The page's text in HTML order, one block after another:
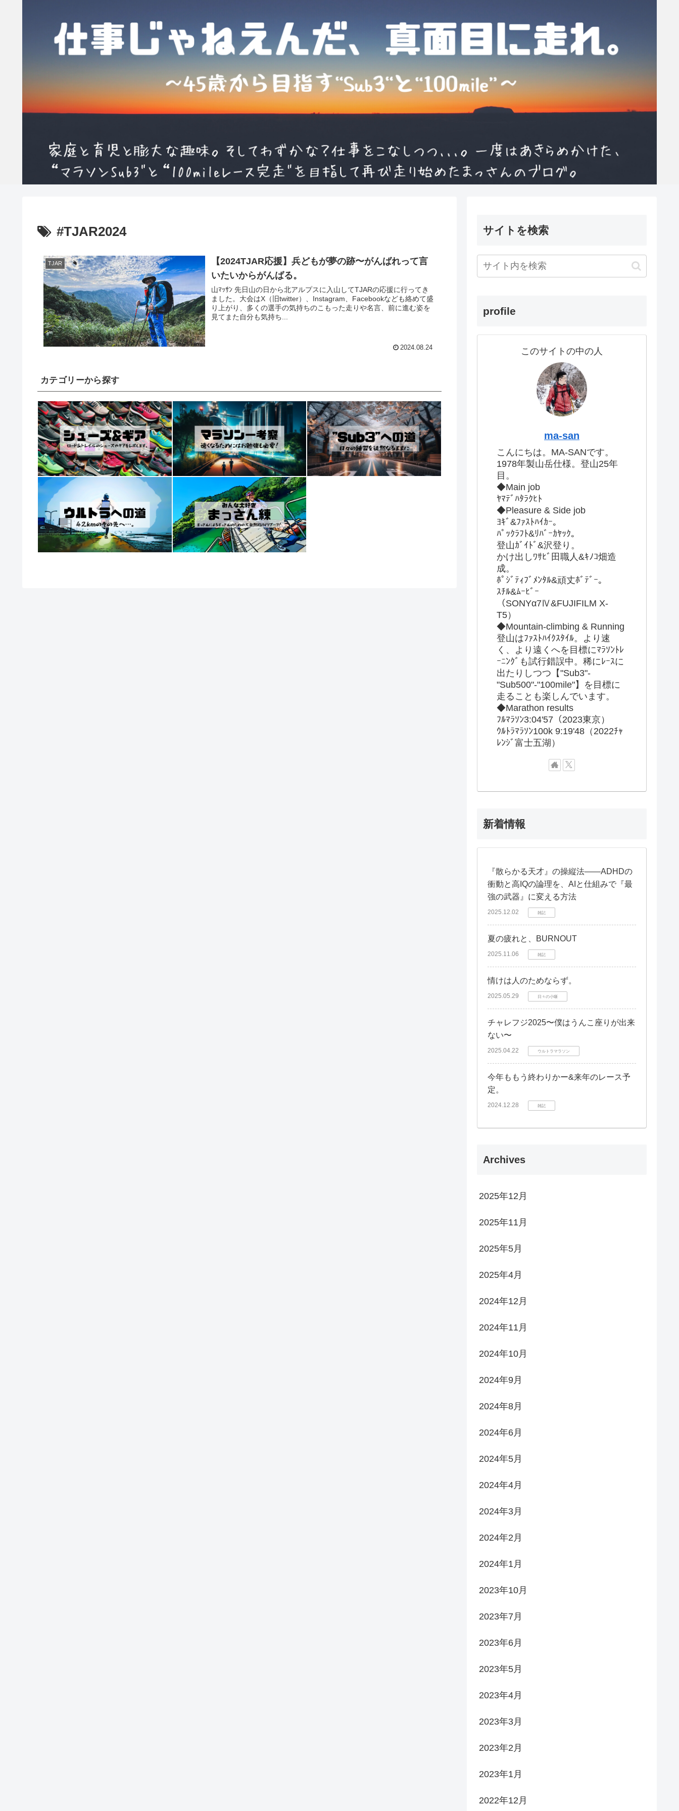
#TJAR2024
TJAR
【2024TJAR応援】兵どもが夢の跡〜がんばれって言
いたいからがんばる。
山ﾏｯｻﾝ 先日山の日から北アルプスに入山してTJARの応援に行ってき
ました。大会はX（旧twitter）、Instagram、Facebookなども絡めて盛
り上がり、多くの選手の気持ちのこもった走りや名言、前に進む姿を
見てまた自分も気持ち...
2024.08.24
カテゴリーから探す
サイトを検索
profile
このサイトの中の人
ma-san
こんにちは。MA-SANです。
1978年製山岳仕様。登山25年
目。
◆Main job
ﾔﾏﾃﾞﾊﾀﾗｸﾋﾄ
◆Pleasure & Side job
ﾖｷﾞ&ﾌｧｽﾄﾊｲｶｰ。
ﾊﾟｯｸﾗﾌﾄ&ﾘﾊﾞｰｶﾔｯｸ。
登山ｶﾞｲﾄﾞ&沢登り。
かけ出しﾜｻﾋﾞ田職人&ｷﾉｺ畑造
成。
ﾎﾟｼﾞﾃｨﾌﾞﾒﾝﾀﾙ&頑丈ﾎﾞﾃﾞｰ。
ｽﾁﾙ&ﾑｰﾋﾞｰ
（SONYα7Ⅳ&FUJIFILM X-
T5）
◆Mountain-climbing & Running
登山はﾌｧｽﾄﾊｲｸｽﾀｲﾙ。より速
く、より遠くへを目標にﾏﾗｿﾝﾄﾚ
ｰﾆﾝｸﾞも試行錯誤中。稀にﾚｰｽに
出たりしつつ【"Sub3"-
"Sub500"-"100mile"】を目標に
走ることも楽しんでいます。
◆Marathon results
ﾌﾙﾏﾗｿﾝ3:04'57（2023東京）
ｳﾙﾄﾗﾏﾗｿﾝ100k 9:19'48（2022ﾁｬ
ﾚﾝｼﾞ富士五湖）
新着情報
『散らかる天才』の操縦法——ADHDの
衝動と高IQの論理を、AIと仕組みで『最
強の武器』に変える方法
2025.12.02 雑記
夏の疲れと、BURNOUT
2025.11.06 雑記
情けは人のためならず。
2025.05.29 日々の小噺
チャレフジ2025〜僕はうんこ座りが出来
ない〜
2025.04.22 ウルトラマラソン
今年ももう終わりかー&来年のレース予
定。
2024.12.28 雑記
Archives
2025年12月
2025年11月
2025年5月
2025年4月
2024年12月
2024年11月
2024年10月
2024年9月
2024年8月
2024年6月
2024年5月
2024年4月
2024年3月
2024年2月
2024年1月
2023年10月
2023年7月
2023年6月
2023年5月
2023年4月
2023年3月
2023年2月
2023年1月
2022年12月